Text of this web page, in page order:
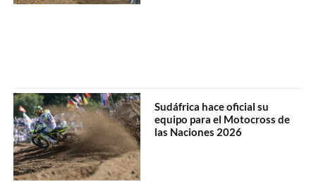
Sudáfrica hace oficial su
equipo para el Motocross de
las Naciones 2026